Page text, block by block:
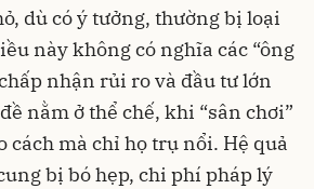
dù có ý tưởng, thường bị loại
này không có nghĩa các “ông
nhận rủi ro và đầu tư lớn
nằm ở thể chế, khi “sân chơi”
cách mà chỉ họ trụ nổi. Hệ quả
bị bó hẹp, chi phí pháp lý